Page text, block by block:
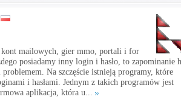
kont mailowych, gier mmo, portali i for
posiadamy inny login i hasło, to zapominanie
problemem. Na szczęście istnieją programy, które
i hasłami. Jednym z takich programów jest
aplikacja, która u...